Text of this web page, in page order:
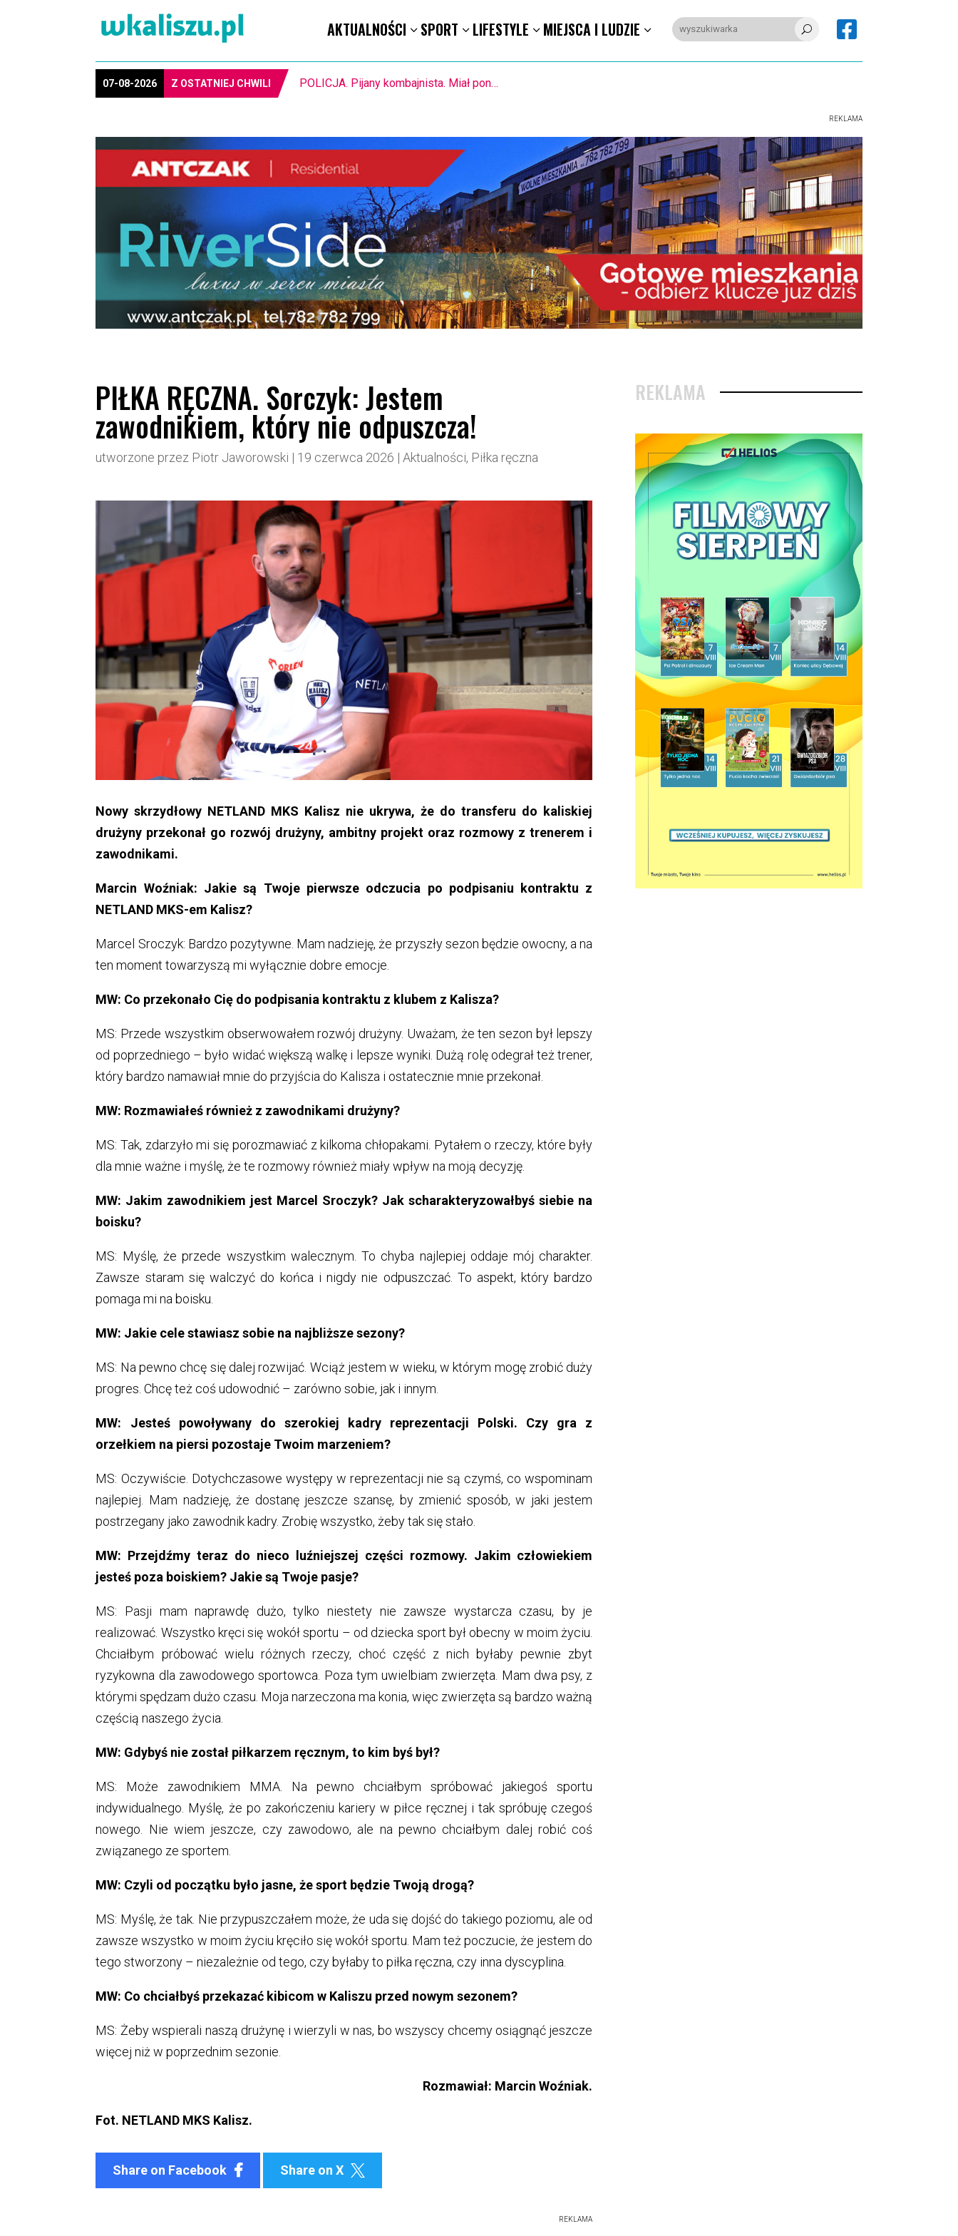
AKTUALNOŚCI SPORT LIFESTYLE MIEJSCA I LUDZIE U 
07-08-2026 Z OSTATNIEJ CHWILI MIASTO. Znika kebabowy ,,pałacyk”
REKLAMA
PIŁKA RĘCZNA. Sorczyk: Jestem
zawodnikiem, który nie odpuszcza!
utworzone przez Piotr Jaworowski | 19 czerwca 2026 |Aktualności, Piłka ręczna
Nowy skrzydłowy NETLAND MKS Kalisz nie ukrywa, że do transferu do kaliskiej
drużyny przekonał go rozwój drużyny, ambitny projekt oraz rozmowy z trenerem i
zawodnikami.
Marcin Woźniak: Jakie są Twoje pierwsze odczucia po podpisaniu kontraktu z
NETLAND MKS-em Kalisz?
Marcel Sroczyk: Bardzo pozytywne. Mam nadzieję, że przyszły sezon będzie owocny, a na
ten moment towarzyszą mi wyłącznie dobre emocje.
MW: Co przekonało Cię do podpisania kontraktu z klubem z Kalisza?
MS: Przede wszystkim obserwowałem rozwój drużyny. Uważam, że ten sezon był lepszy
od poprzedniego – było widać większą walkę i lepsze wyniki. Dużą rolę odegrał też trener,
który bardzo namawiał mnie do przyjścia do Kalisza i ostatecznie mnie przekonał.
MW: Rozmawiałeś również z zawodnikami drużyny?
MS: Tak, zdarzyło mi się porozmawiać z kilkoma chłopakami. Pytałem o rzeczy, które były
dla mnie ważne i myślę, że te rozmowy również miały wpływ na moją decyzję.
MW: Jakim zawodnikiem jest Marcel Sroczyk? Jak scharakteryzowałbyś siebie na
boisku?
MS: Myślę, że przede wszystkim walecznym. To chyba najlepiej oddaje mój charakter.
Zawsze staram się walczyć do końca i nigdy nie odpuszczać. To aspekt, który bardzo
pomaga mi na boisku.
MW: Jakie cele stawiasz sobie na najbliższe sezony?
MS: Na pewno chcę się dalej rozwijać. Wciąż jestem w wieku, w którym mogę zrobić duży
progres. Chcę też coś udowodnić – zarówno sobie, jak i innym.
MW: Jesteś powoływany do szerokiej kadry reprezentacji Polski. Czy gra z
orzełkiem na piersi pozostaje Twoim marzeniem?
MS: Oczywiście. Dotychczasowe występy w reprezentacji nie są czymś, co wspominam
najlepiej. Mam nadzieję, że dostanę jeszcze szansę, by zmienić sposób, w jaki jestem
postrzegany jako zawodnik kadry. Zrobię wszystko, żeby tak się stało.
MW: Przejdźmy teraz do nieco luźniejszej części rozmowy. Jakim człowiekiem
jesteś poza boiskiem? Jakie są Twoje pasje?
MS: Pasji mam naprawdę dużo, tylko niestety nie zawsze wystarcza czasu, by je
realizować. Wszystko kręci się wokół sportu – od dziecka sport był obecny w moim życiu.
Chciałbym próbować wielu różnych rzeczy, choć część z nich byłaby pewnie zbyt
ryzykowna dla zawodowego sportowca. Poza tym uwielbiam zwierzęta. Mam dwa psy, z
którymi spędzam dużo czasu. Moja narzeczona ma konia, więc zwierzęta są bardzo ważną
częścią naszego życia.
MW: Gdybyś nie został piłkarzem ręcznym, to kim byś był?
MS: Może zawodnikiem MMA. Na pewno chciałbym spróbować jakiegoś sportu
indywidualnego. Myślę, że po zakończeniu kariery w piłce ręcznej i tak spróbuję czegoś
nowego. Nie wiem jeszcze, czy zawodowo, ale na pewno chciałbym dalej robić coś
związanego ze sportem.
MW: Czyli od początku było jasne, że sport będzie Twoją drogą?
MS: Myślę, że tak. Nie przypuszczałem może, że uda się dojść do takiego poziomu, ale od
zawsze wszystko w moim życiu kręciło się wokół sportu. Mam też poczucie, że jestem do
tego stworzony – niezależnie od tego, czy byłaby to piłka ręczna, czy inna dyscyplina.
MW: Co chciałbyś przekazać kibicom w Kaliszu przed nowym sezonem?
MS: Żeby wspierali naszą drużynę i wierzyli w nas, bo wszyscy chcemy osiągnąć jeszcze
więcej niż w poprzednim sezonie.
Rozmawiał: Marcin Woźniak.
Fot. NETLAND MKS Kalisz.
Share on Facebook Share on X 
REKLAMA
REKLAMA